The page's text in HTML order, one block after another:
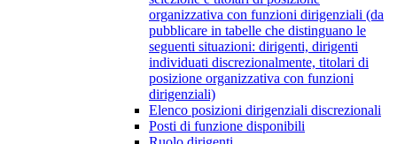
organizzativa con funzioni dirigenziali (da
pubblicare in tabelle che distinguano le
seguenti situazioni: dirigenti, dirigenti
individuati discrezionalmente, titolari di
posizione organizzativa con funzioni
dirigenziali)
Elenco posizioni dirigenziali discrezionali
Posti di funzione disponibili